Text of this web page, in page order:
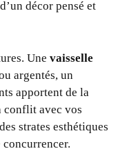
décor pensé et
Une vaisselle
argentés, un
apportent de la
conflit avec vos
strates esthétiques